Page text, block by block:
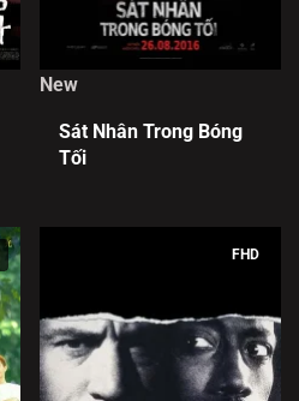
New
Sát Nhân Trong Bóng
Tối
FHD